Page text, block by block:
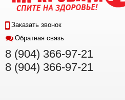
Заказать звонок
Обратная связь
8 (904) 366-97-21
8 (904) 366-97-21